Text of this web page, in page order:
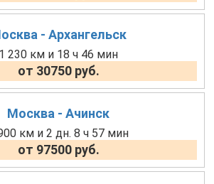
- Архангельск
1 230 км и 18 ч 46 мин
от 30750 руб.
Москва - Ачинск
км и 2 дн. 8 ч 57 мин
от 97500 руб.